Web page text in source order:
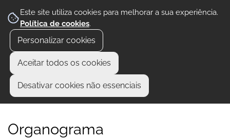
Este site utiliza cookies para melhorar a sua experiência.
Política de cookies.
Personalizar cookies
Aceitar todos os cookies
Desativar cookies não essenciais
Organograma